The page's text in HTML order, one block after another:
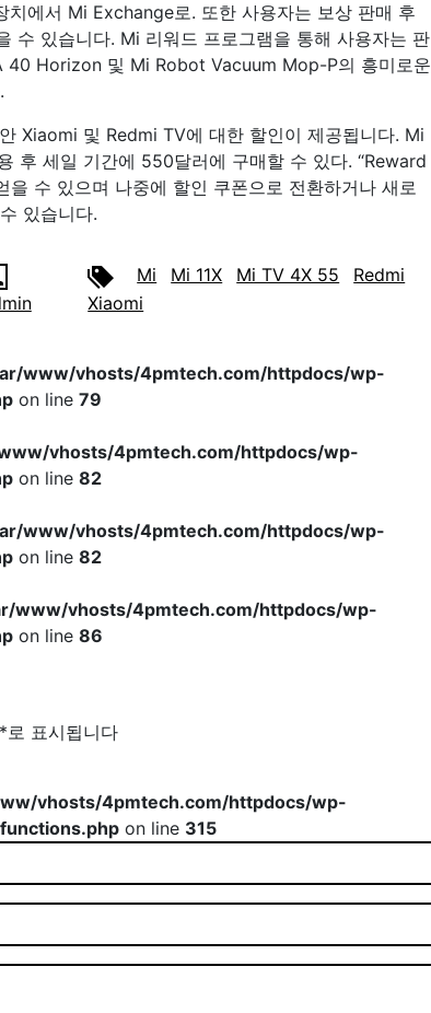
에서 Mi Exchange로. 또한 사용자는 보상 판매 후
수 있습니다. Mi 리워드 프로그램을 통해 사용자는 판
40 Horizon 및 Mi Robot Vacuum Mop-P의 흥미로운
Xiaomi 및 Redmi TV에 대한 할인이 제공됩니다. Mi
후 세일 기간에 550달러에 구매할 수 있다. “Reward
수 있으며 나중에 할인 쿠폰으로 전환하거나 새로
있습니다.
Mi Mi 11X Mi TV 4X 55
Redmi
Xiaomi
www/vhosts/4pmtech.com/httpdocs/wp-
on line 79
vhosts/4pmtech.com/httpdocs/wp-
on line 82
www/vhosts/4pmtech.com/httpdocs/wp-
on line 82
www/vhosts/4pmtech.com/httpdocs/wp-
on line 86
* 로 표시됩니다
vhosts/4pmtech.com/httpdocs/wp-
on line 315